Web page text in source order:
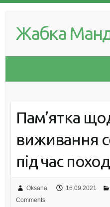
contentЖабка
Пам’ятка
виживання
під час
Oksana 16.09.2021
Comments